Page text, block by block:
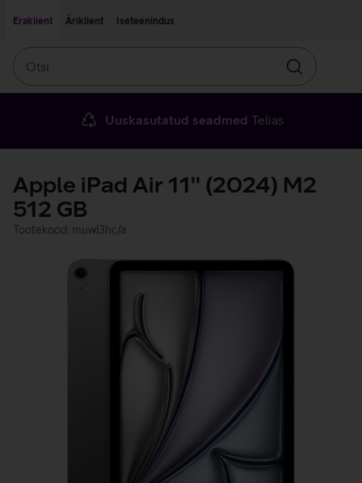
Eraklient
Äriklient Iseteenindus
Otsin
Uuskasutatud seadmed Telias
Apple iPad Air 11'' (2024) M2
512 GB
Tootekood: muwl3hc/a